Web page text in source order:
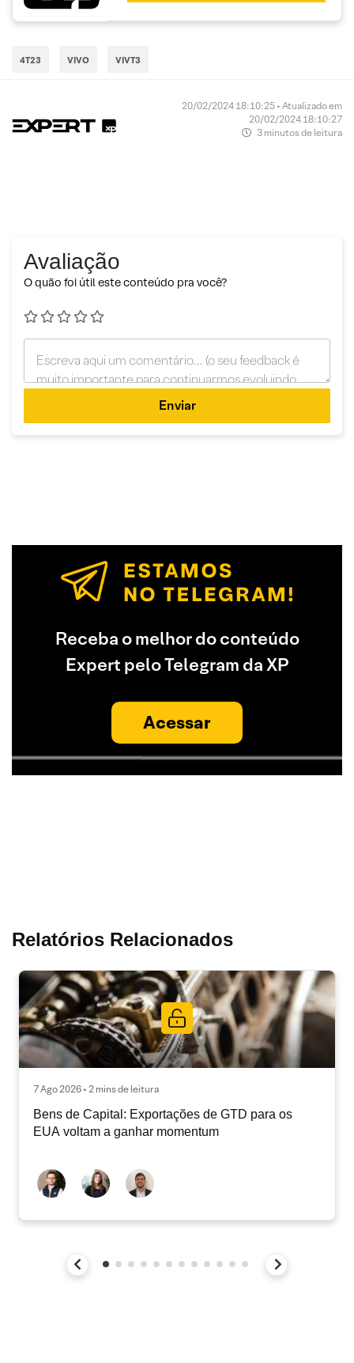
4T23 VIVO VIVT3
20/02/2024 18:10:25 • Atualizado em
20/02/2024 18:10:27
3 minutos de leitura
Avaliação
O quão foi útil este conteúdo pra você?
Enviar
Receba o melhor do conteúdo
Expert pelo Telegram da XP
Acessar
Relatórios Relacionados
7 Ago 2026 • 2 mins de leitura
Bens de Capital: Exportações de GTD para os
EUA voltam a ganhar momentum